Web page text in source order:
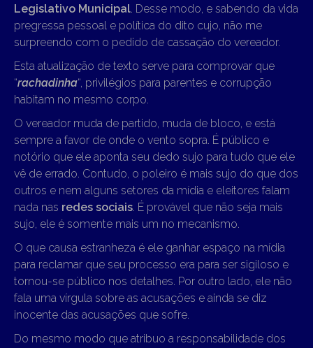
Legislativo Municipal. Desse modo, e sabendo da vida
pregressa pessoal e política do dito cujo, não me
surpreendo com o pedido de cassação do vereador.
Esta atualização de texto serve para comprovar que
“rachadinha“, privilégios para parentes e corrupção
habitam no mesmo corpo.
O vereador muda de partido, muda de bloco, e está
sempre a favor de onde o vento sopra. É público e
notório que ele aponta seu dedo sujo para tudo que ele
vê de errado. Contudo, o poleiro é mais sujo do que dos
outros e nem alguns setores da mídia e eleitores falam
nada nas redes sociais. É provável que não seja mais
sujo, ele é somente mais um no mecanismo.
O que causa estranheza é ele ganhar espaço na mídia
para reclamar que seu processo era para ser sigiloso e
tornou-se público nos detalhes. Por outro lado, ele não
fala uma vírgula sobre as acusações e ainda se diz
inocente das acusações que sofre.
Do mesmo modo que atribuo a responsabilidade dos